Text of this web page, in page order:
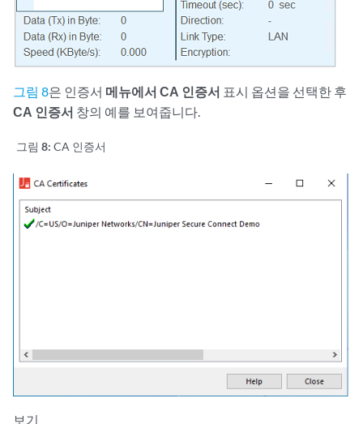
그림 8은 인증서 메뉴에서 CA 인증서 표시 옵션을 선택한 후
CA 인증서 창의 예를 보여줍니다.
그림 8: CA 인증서
보기